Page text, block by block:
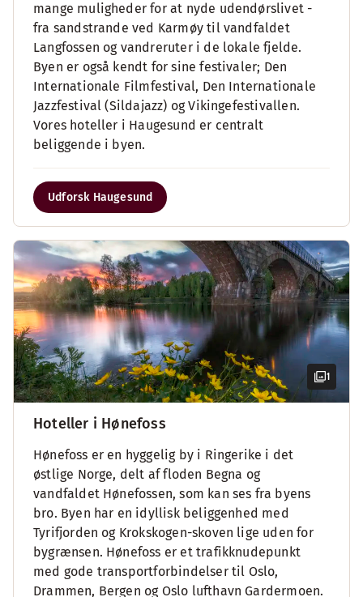
mange muligheder for at nyde udendørslivet -
fra sandstrande ved Karmøy til vandfaldet
Langfossen og vandreruter i de lokale fjelde.
Byen er også kendt for sine festivaler; Den
Internationale Filmfestival, Den Internationale
Jazzfestival (Sildajazz) og Vikingefestivallen.
Vores hoteller i Haugesund er centralt
beliggende i byen.
Udforsk Haugesund
1
Hoteller i Hønefoss
Hønefoss er en hyggelig by i Ringerike i det
østlige Norge, delt af floden Begna og
vandfaldet Hønefossen, som kan ses fra byens
bro. Byen har en idyllisk beliggenhed med
Tyrifjorden og Krokskogen-skoven lige uden for
bygrænsen. Hønefoss er et trafikknudepunkt
med gode transportforbindelser til Oslo,
Drammen, Bergen og Oslo lufthavn Gardermoen.